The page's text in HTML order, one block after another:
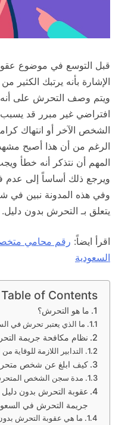
قبل التوسع في موضوع
الإشارة بأنه يرتبك
ويتم وصف التحرش على
افتراضي غير مبرر قد يسبب
الشخص الآخر أو انتهاك
الرغم من أن هذا أصبح مشهد
المهم أن نتذكر أنه خطأ
ويرجع ذلك أساساً إلى
وفي هذه المدونة نبين في
يتعلق بـ التحرش بدون دليل.
اقرأ ايضاً: رقم محامي
السعودية
Table of Contents
ما هو التحرش؟
ما الذي يعتبر تحرش في
نظام مكافحة جريمة
التدابير اللازمة للوقاية
كيف ابلغ عن شخص
مدة سجن الشخص
عقوبة التحرش بدون دليل
جريمة التحرش في
ما هي عقوبة التحرش